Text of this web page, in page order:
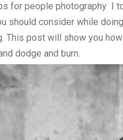
for people photography I
should consider while
This post will show you
dodge and burn.